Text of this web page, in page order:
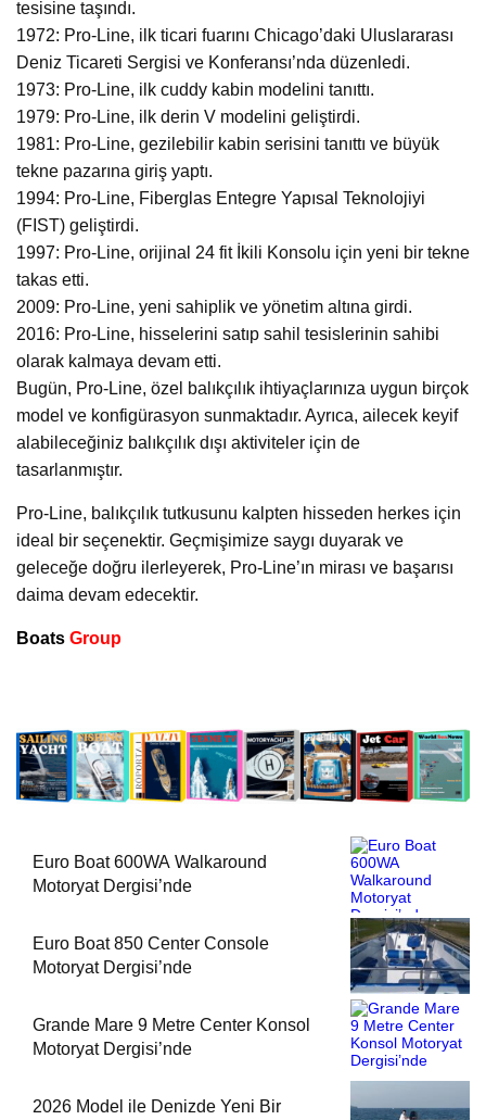
tesisine taşındı.
1972: Pro-Line, ilk ticari fuarını Chicago’daki Uluslararası
Deniz Ticareti Sergisi ve Konferansı’nda düzenledi.
1973: Pro-Line, ilk cuddy kabin modelini tanıttı.
1979: Pro-Line, ilk derin V modelini geliştirdi.
1981: Pro-Line, gezilebilir kabin serisini tanıttı ve büyük
tekne pazarına giriş yaptı.
1994: Pro-Line, Fiberglas Entegre Yapısal Teknolojiyi
(FIST) geliştirdi.
1997: Pro-Line, orijinal 24 fit İkili Konsolu için yeni bir tekne
takas etti.
2009: Pro-Line, yeni sahiplik ve yönetim altına girdi.
2016: Pro-Line, hisselerini satıp sahil tesislerinin sahibi
olarak kalmaya devam etti.
Bugün, Pro-Line, özel balıkçılık ihtiyaçlarınıza uygun birçok
model ve konfigürasyon sunmaktadır. Ayrıca, ailecek keyif
alabileceğiniz balıkçılık dışı aktiviteler için de
tasarlanmıştır.
Pro-Line, balıkçılık tutkusunu kalpten hisseden herkes için
ideal bir seçenektir. Geçmişimize saygı duyarak ve
geleceğe doğru ilerleyerek, Pro-Line’ın mirası ve başarısı
daima devam edecektir.
Boats Group
Euro Boat 600WA Walkaround
Motoryat Dergisi’nde
Euro Boat 850 Center Console
Motoryat Dergisi’nde
Grande Mare 9 Metre Center Konsol
Motoryat Dergisi’nde
2026 Model ile Denizde Yeni Bir